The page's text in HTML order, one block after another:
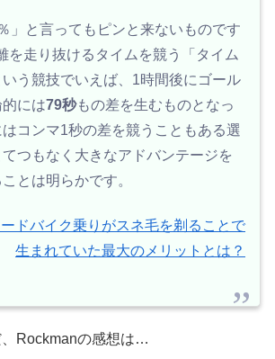
」と言ってもピンと来ないものです
を走り抜けるタイムを競う「タイム
いう競技でいえば、1時間後にゴール
には79秒もの差を生むものとなっ
コンマ1秒の差を競うこともある選
つもなく大きなアドバンテージを
とは明らかです。
ドバイク乗りがスネ毛を剃ることで
生まれていた最大のメリットとは？
Rockmanの感想は…